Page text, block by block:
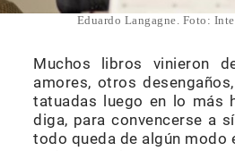
Eduardo Langagne. Foto:
Muchos libros vinieron
amores, otros
tatuadas luego en lo más
diga, para convencerse a
todo queda de algún modo